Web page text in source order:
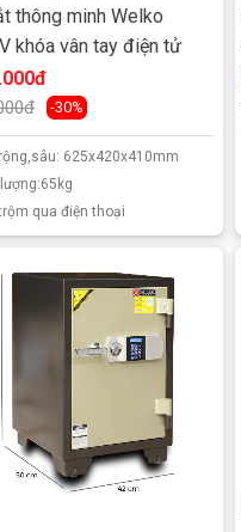
thông minh Welko
khóa vân tay điện tử
-30%
625x420x410mm
qua điện thoại